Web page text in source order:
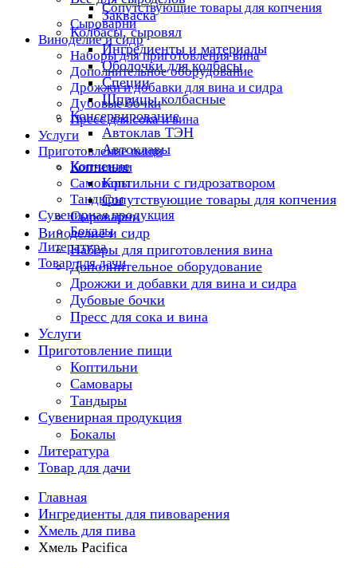
Сопутствующие товары для копчения
Сыроварни
Виноделие и сидр
Наборы для приготовления вина
Дополнительное оборудование
Дрожжи и добавки для вина и сидра
Дубовые бочки
Пресс для сока и вина
Услуги
Приготовление пищи
Коптильни
Самовары
Тандыры
Сувенирная продукция
Бокалы
Литература
Товар для дачи
Закваска
Колбасы, сыровял
Ингредиенты и материалы
Оболочки для колбасы
Специи
Шприцы колбасные
Консервирование
Автоклав ТЭН
Автоклавы
Копчение
Коптильни с гидрозатвором
Сопутствующие товары для копчения
Сыроварни
Виноделие и сидр
Наборы для приготовления вина
Дополнительное оборудование
Дрожжи и добавки для вина и сидра
Дубовые бочки
Пресс для сока и вина
Услуги
Приготовление пищи
Коптильни
Самовары
Тандыры
Сувенирная продукция
Бокалы
Литература
Товар для дачи
Главная
Ингредиенты для пивоварения
Хмель для пива
Хмель Pacifica